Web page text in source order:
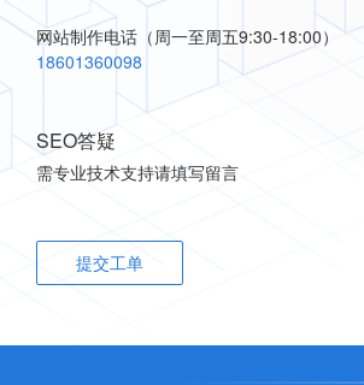
网站制作电话 （周一至周五9:30-18:00）
18601360098
SEO答疑
需专业技术支持请填写留言
提交工单